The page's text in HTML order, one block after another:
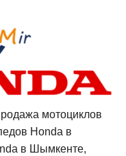
мотоциклов
Honda в
в Шымкенте,